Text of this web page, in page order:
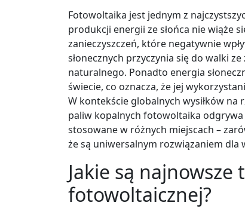
Fotowoltaika jest jednym z
produkcji energii ze słońca nie wiąże
zanieczyszczeń, które negatywnie
słonecznych przyczynia się do walki
naturalnego. Ponadto energia
świecie, co oznacza, że jej
W kontekście globalnych wysiłków
paliw kopalnych fotowoltaika
stosowane w różnych miejscach –
że są uniwersalnym rozwiązaniem dla
Jakie są
fotowoltaicznej?